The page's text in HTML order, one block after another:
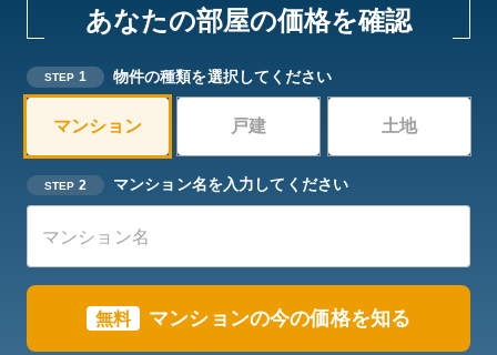
あなたの部屋の価格を確認
STEP 1 物件の種類を選択してください
マンション 戸建 土地
STEP 2 マンション名を入力してください
無料 マンションの今の価格を知る